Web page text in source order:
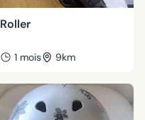
Roller
1 mois 9km